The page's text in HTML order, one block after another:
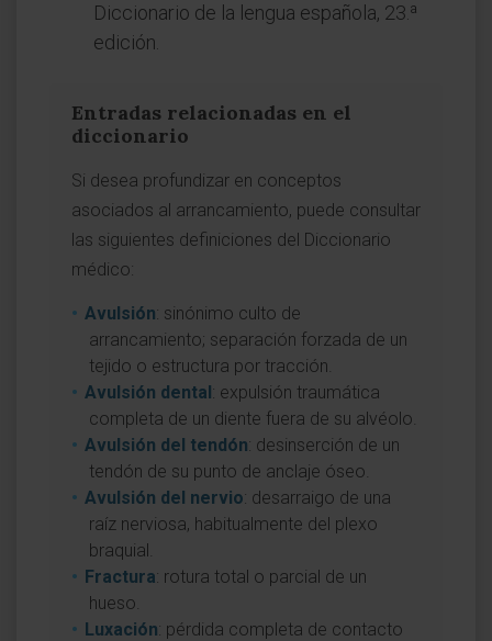
Diccionario de la lengua española, 23.ª
edición.
Entradas relacionadas en el
diccionario
Si desea profundizar en conceptos
asociados al arrancamiento, puede consultar
las siguientes definiciones del Diccionario
médico:
Avulsión: sinónimo culto de
arrancamiento; separación forzada de un
tejido o estructura por tracción.
Avulsión dental: expulsión traumática
completa de un diente fuera de su alvéolo.
Avulsión del tendón: desinserción de un
tendón de su punto de anclaje óseo.
Avulsión del nervio: desarraigo de una
raíz nerviosa, habitualmente del plexo
braquial.
Fractura: rotura total o parcial de un
hueso.
Luxación: pérdida completa de contacto